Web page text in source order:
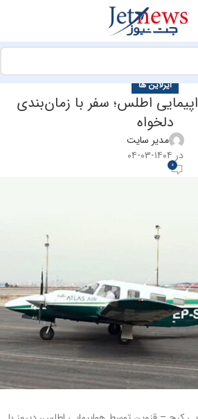
ایرلاین ها
اطلس؛ سفر با زمان‌بندی
دلخواه
مدیر سایت
در ۱۴۰۴-۰۳-۰۴
0